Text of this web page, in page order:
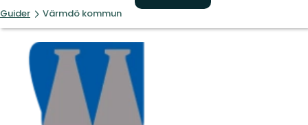
Guider Värmdö kommun